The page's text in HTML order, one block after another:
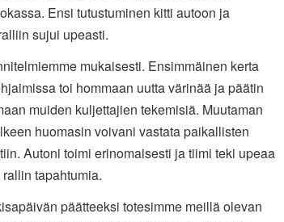
Ensi tutustuminen kitti autoon ja
sujui upeasti.
mukaisesti. Ensimmäinen kerta
toi hommaan uutta värinää ja päätin
muiden kuljettajien tekemisiä. Muutaman
huomasin voivani vastata paikallisten
Autoni toimi erinomaisesti ja tiimi teki upeaa
tapahtumia.
päätteeksi totesimme meillä olevan